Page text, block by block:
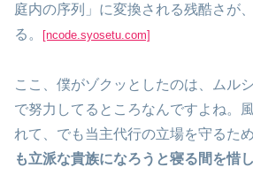
庭内の序列」に変換される残酷さが
る。
[ncode.syosetu.com]
ここ、僕がゾクッとしたのは、ムル
で努力してるところなんですよね。
れて、でも当主代行の立場を守るた
も立派な貴族になろうと寝る間を惜